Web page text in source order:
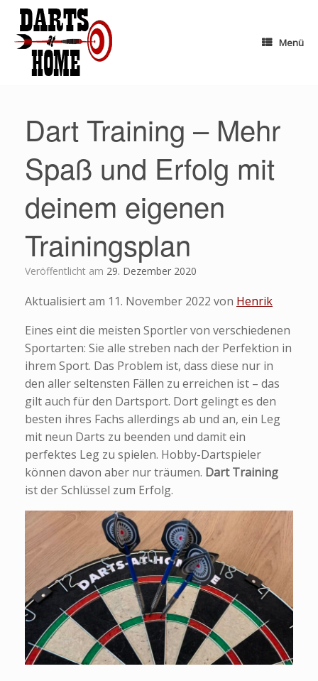
springen
Menü
Dart Training – Mehr
Spaß und Erfolg mit
deinem eigenen
Trainingsplan
Veröffentlicht am 29. Dezember 2020
Aktualisiert am 11. November 2022 von Henrik
Eines eint die meisten Sportler von verschiedenen
Sportarten: Sie alle streben nach der Perfektion in
ihrem Sport. Das Problem ist, dass diese nur in
den aller seltensten Fällen zu erreichen ist – das
gilt auch für den Dartsport. Dort gelingt es den
besten ihres Fachs allerdings ab und an, ein Leg
mit neun Darts zu beenden und damit ein
perfektes Leg zu spielen. Hobby-Dartspieler
können davon aber nur träumen. Dart Training
ist der Schlüssel zum Erfolg.